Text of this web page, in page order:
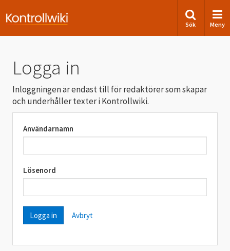
Sök Meny
Logga in
Inloggningen är endast till för redaktörer som skapar
och underhåller texter i Kontrollwiki.
Användarnamn
Lösenord
Avbryt